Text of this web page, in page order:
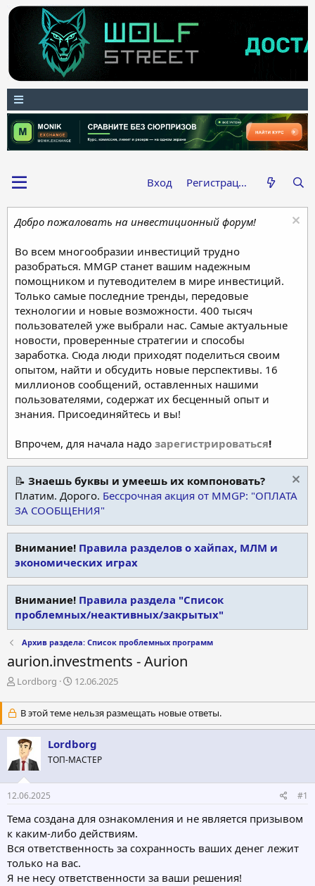
Вход Регистрация
Добро пожаловать на инвестиционный форум!
Во всем многообразии инвестиций трудно
разобраться. MMGP станет вашим надежным
помощником и путеводителем в мире инвестиций.
Только самые последние тренды, передовые
технологии и новые возможности. 400 тысяч
пользователей уже выбрали нас. Самые актуальные
новости, проверенные стратегии и способы
заработка. Сюда люди приходят поделиться своим
опытом, найти и обсудить новые перспективы. 16
миллионов сообщений, оставленных нашими
пользователями, содержат их бесценный опыт и
знания. Присоединяйтесь и вы!
Впрочем, для начала надо зарегистрироваться!
📝 Знаешь буквы и умеешь их компоновать?
Платим. Дорого. Бессрочная акция от MMGP: "ОПЛАТА
ЗА СООБЩЕНИЯ"
Внимание! Правила разделов о хайпах, МЛМ и
экономических играх
Внимание! Правила раздела "Список
проблемных/неактивных/закрытых"
Архив раздела: Список проблемных программ
aurion.investments - Aurion
А
т
о
р
т
е
м
ы
Lordborg
Д
т
а
н
а
ч
л
12.06.2025
В этой теме нельзя размещать новые ответы.
Lordborg
ТОП-МАСТЕР
12.06.2025 #1
Тема создана для ознакомления и не является призывом
к каким-либо действиям.
Вся ответственность за сохранность ваших денег лежит
только на вас.
Я не несу ответственности за ваши решения!